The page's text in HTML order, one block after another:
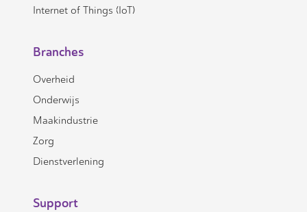
Internet of Things (IoT)
Branches
Overheid
Onderwijs
Maakindustrie
Zorg
Dienstverlening
Support